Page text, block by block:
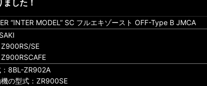
した！
“INTER MODEL” SC フルエキゾースト OFF-Type B JMCA
Z900RS/SE
Z900RSCAFE
：8BL-ZR902A
機の型式：ZR900SE